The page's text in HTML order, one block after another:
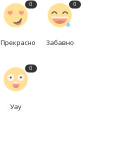
0
Прекрасно
0
Забавно
0
Уау